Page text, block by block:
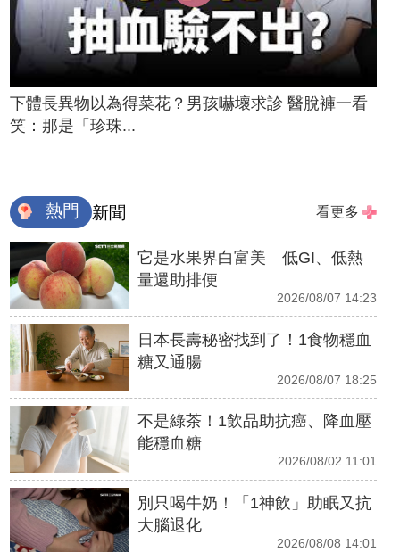
下體長異物以為得菜花？男孩嚇壞求診 醫脫褲一看
笑：那是「珍珠...
熱門 新聞 看更多
它是水果界白富美 低GI、低熱
量還助排便
2026/08/07 14:23
日本長壽秘密找到了！1食物穩血
糖又通腸
2026/08/07 18:25
不是綠茶！1飲品助抗癌、降血壓
能穩血糖
2026/08/02 11:01
別只喝牛奶！「1神飲」助眠又抗
大腦退化
2026/08/08 14:01